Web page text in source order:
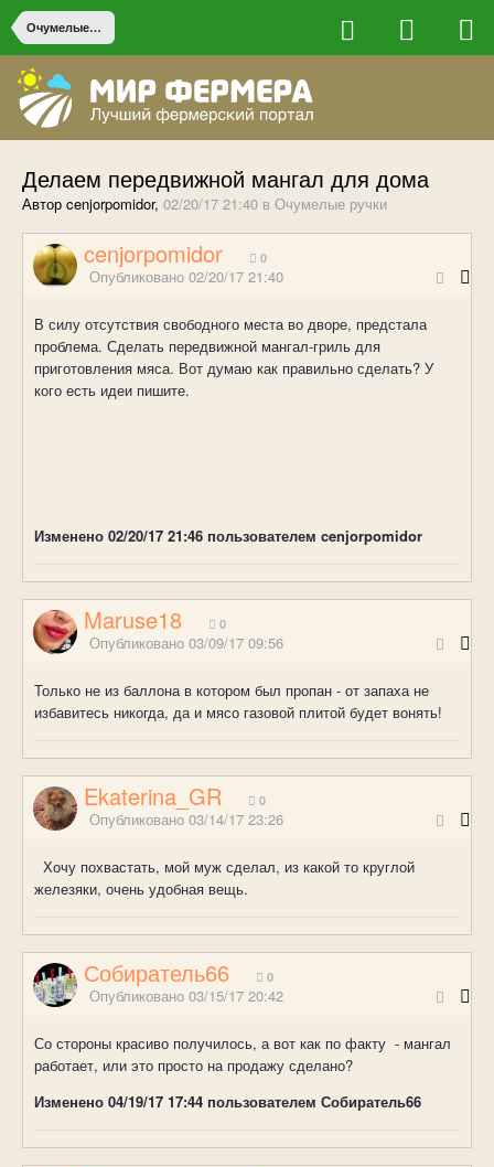
Очумелые ручки
Делаем передвижной мангал для дома
Автор cenjorpomidor, 02/20/17 21:40 в Очумелые ручки
cenjorpomidor 0
Опубликовано 02/20/17 21:40
В силу отсутствия свободного места во дворе, предстала
проблема. Сделать передвижной мангал-гриль для
приготовления мяса. Вот думаю как правильно сделать? У
кого есть идеи пишите.
Изменено 02/20/17 21:46 пользователем cenjorpomidor
Maruse18 0
Опубликовано 03/09/17 09:56
Только не из баллона в котором был пропан - от запаха не
избавитесь никогда, да и мясо газовой плитой будет вонять!
Ekaterina_GR 0
Опубликовано 03/14/17 23:26
Хочу похвастать, мой муж сделал, из какой то круглой
железяки, очень удобная вещь.
Собиратель66 0
Опубликовано 03/15/17 20:42
Со стороны красиво получилось, а вот как по факту - мангал
работает, или это просто на продажу сделано?
Изменено 04/19/17 17:44 пользователем Собиратель66